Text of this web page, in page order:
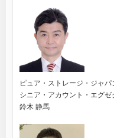
ピュア・ストレージ・ジャパ
シニア・アカウント・エグゼ
鈴木 静馬